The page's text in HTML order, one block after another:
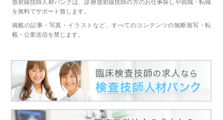
放射線技師人材バンクは、診療放射線技師の方のお仕事探しや就職・転職
を無料でサポート致します。
掲載の記事・写真・イラストなど、すべてのコンテンツの無断複写・転
載・公衆送信を禁じます。